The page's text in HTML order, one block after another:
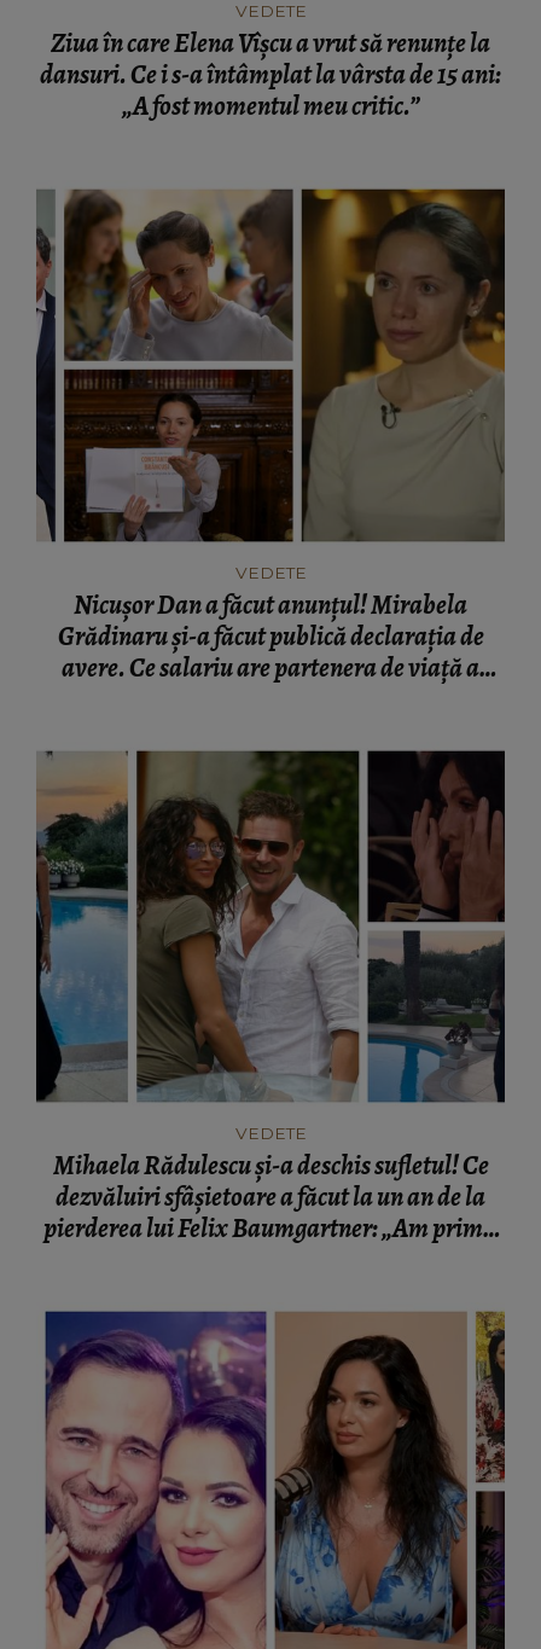
VEDETE
Ziua în care Elena Vîșcu a vrut să renunțe la
dansuri. Ce i s-a întâmplat la vârsta de 15 ani:
„A fost momentul meu critic.”
VEDETE
Nicușor Dan a făcut anunțul! Mirabela
Grădinaru și-a făcut publică declarația de
avere. Ce salariu are partenera de viață a
VEDETE
Mihaela Rădulescu și-a deschis sufletul! Ce
dezvăluiri sfâșietoare a făcut la un an de la
pierderea lui Felix Baumgartner: „Am primit